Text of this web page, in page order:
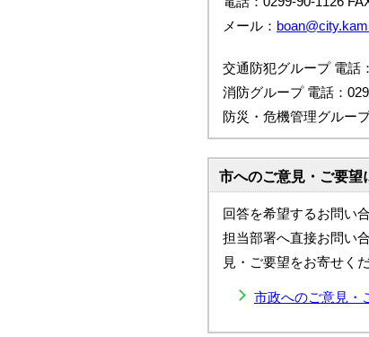
メール：
交通防犯グループ 電話
消防グループ 電話：
防災・危機管理グルー
市へのご意見・ご要望
回答を希望するお問い
担当部署へ直接お問い
見・ご要望をお寄せく
市政へのご意見・